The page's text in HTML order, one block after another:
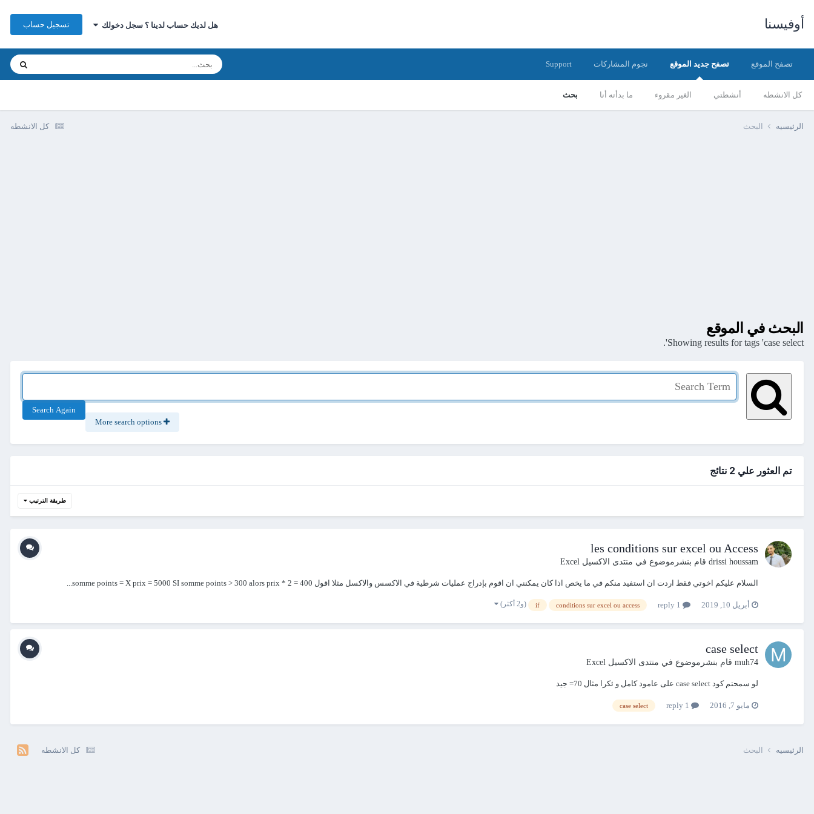
أوفيسنا هل لديك حساب لدينا ؟ سجل دخولك تسجيل حساب
تصفح الموقع تصفح جديد الموقع
كل الانشطه أنشطتي الغير مقروء ما بدأته أنا بحث
نجوم المشاركات Support
كل الانشطه الرئيسيه البحث
البحث في الموقع
Showing results for tags 'case select'.
Search Again
تم العثور علي 2 نتائج
طريقة الترتيب
les conditions sur excel ou Access
drissi houssam قام بنشرموضوع في منتدى الاكسيل Excel
السلام عليكم اخوتي فقط اردت ان استفيد منكم في ما يخص اذا كان يمكنني ان اقوم بإدراج عمليات شرطية في الاكسس والاكسل مثلا اقول 400 = somme points = X prix = 5000 SI somme points > 300 alors prix * 2...
أبريل 10, 2019 conditions sur excel ou access
if (و2 أكثر)
case select
muh74 قام بنشرموضوع في منتدى الاكسيل Excel
لو سمحتم كود case select على عامود كامل و ئكرا مثال 70= جيد
مايو 7, 2016 case select
كل الانشطه الرئيسيه البحث